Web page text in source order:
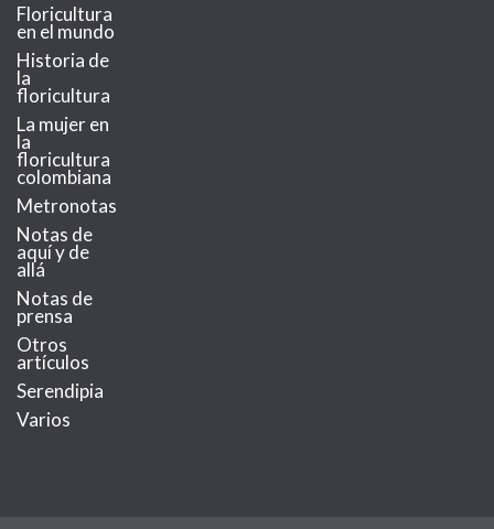
Floricultura
en el mundo
Historia de
la
floricultura
La mujer en
la
floricultura
colombiana
Metronotas
Notas de
aquí y de
allá
Notas de
prensa
Otros
artículos
Serendipia
Varios